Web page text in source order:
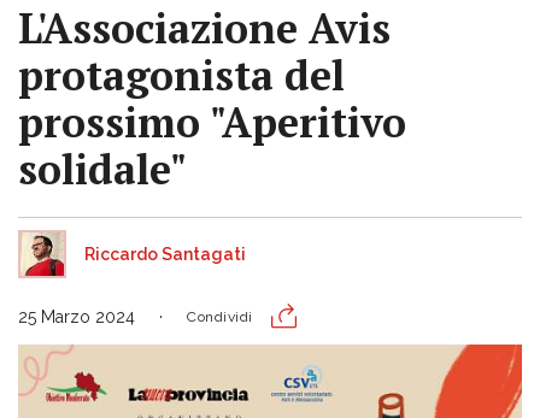
L'Associazione Avis
protagonista del
prossimo "Aperitivo
solidale"
Riccardo Santagati
25 Marzo 2024 Condividi